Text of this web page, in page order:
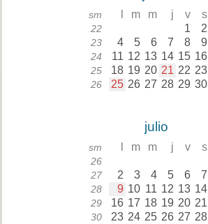
sm m m j v s
22 1 2
23 4 5 6 7 8 9
24 11 12 13 14 15 16
25 18 19 20 21 22 23
26 25 26 27 28 29 30
julio
sm m m j v s
26
27 2 3 4 5 6 7
28 9 10 11 12 13 14
29 16 17 18 19 20 21
30 23 24 25 26 27 28